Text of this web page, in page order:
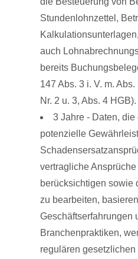
Stundenlohnzettel,
auch
bereits
147 Abs. 3 i. V. m.
Nr. 2 u. 3, Abs. 4 HGB).
3 Jahre - Daten,
potenzielle
vertragliche
berücksichtigen sowie
zu bearbeiten,
Geschäftserfahrungen
Branchenpraktiken,
regulären